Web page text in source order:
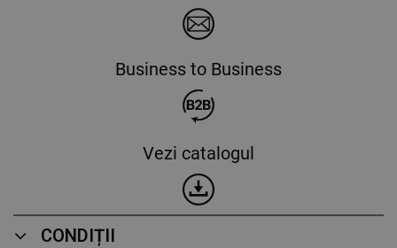
Business to Business
Vezi catalogul
CONDIȚII